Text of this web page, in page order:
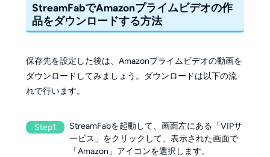
StreamFabでAmazonプライムビデオの作
品をダウンロードする方法
保存先を設定した後は、Amazonプライムビデオの動画を
ダウンロードしてみましょう。ダウンロードは以下の流
れで行います。
Step1
StreamFabを起動して、画面左にある「VIPサ
ービス」をクリックして、表示された画面で
「Amazon」アイコンを選択します。